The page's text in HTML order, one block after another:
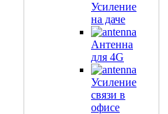
Усиление
на даче
Антенна
для 4G
Усиление
связи в
офисе